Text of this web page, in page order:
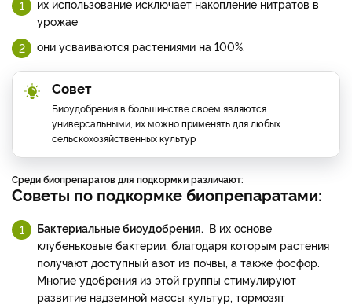
их использование исключает накопление нитратов в
урожае
они усваиваются растениями на 100%.
Совет
Биоудобрения в большинстве своем являются
универсальными, их можно применять для любых
сельскохозяйственных культур
Среди биопрепаратов для подкормки различают:
Советы по подкормке биопрепаратами:
Бактериальные биоудобрения.
В их основе
клубеньковые бактерии, благодаря которым растения
получают доступный азот из почвы, а также фосфор.
Многие удобрения из этой группы стимулируют
развитие надземной массы культур, тормозят